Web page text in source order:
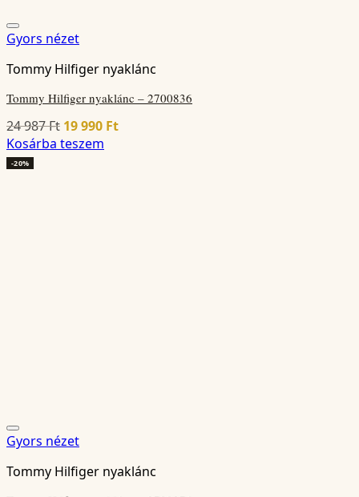
Gyors nézet
Tommy Hilfiger nyaklánc
Tommy Hilfiger nyaklánc – 2700836
24 987Ft Original
price
19 990 FtCurrent
Kosárba teszem
-20%
Gyors nézet
Tommy Hilfiger nyaklánc